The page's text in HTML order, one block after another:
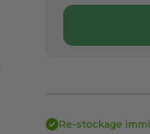
Re-stockage